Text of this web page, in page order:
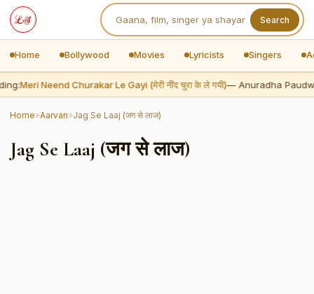
Search
Home Bollywood Movies Lyricists Singers
Meri Neend Churakar Le Gayi (मेरी नींद चुरा के ले गयी)— Anuradha
Home»Aarvan»Jag Se Laaj (जग से लाज)
Jag Se Laaj (जग से लाज)